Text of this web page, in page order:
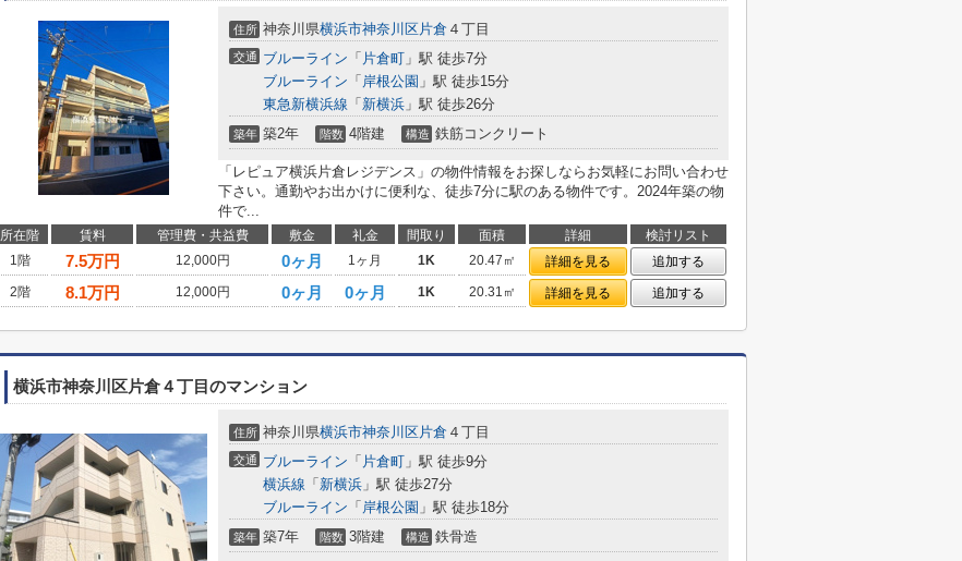
住所 神奈川県横浜市神奈川区片倉 ４丁目
交通 ブルーライン 「 片倉町 」駅 徒歩7分
ブルーライン 「 岸根公園 」駅 徒歩15分
東急新横浜線 「 新横浜 」駅 徒歩26分
築年 築2年 階数 4階建 構造 鉄筋コンクリート
「レピュア横浜片倉レジデンス」の物件情報をお探しならお気軽にお問い合わせ
下さい。通勤やお出かけに便利な、徒歩7分に駅のある物件です。2024年築の物
件で...
所在階 賃料 管理費・共益費 敷金 礼金 間取り 面積 詳細
検討リスト
1階
7.5万円 12,000円 0ヶ月 1ヶ月 1K 20.47㎡ 詳細を見る
追加する
2階
8.1万円 12,000円 0ヶ月 0ヶ月 1K 20.31㎡ 詳細を見る 追加する
横浜市神奈川区片倉４丁目のマンション
住所 神奈川県横浜市神奈川区片倉 ４丁目
交通 ブルーライン 「 片倉町 」駅 徒歩9分
横浜線 「 新横浜 」駅 徒歩27分
ブルーライン 「 岸根公園 」駅 徒歩18分
築年 築7年 階数 3階建 構造 鉄骨造